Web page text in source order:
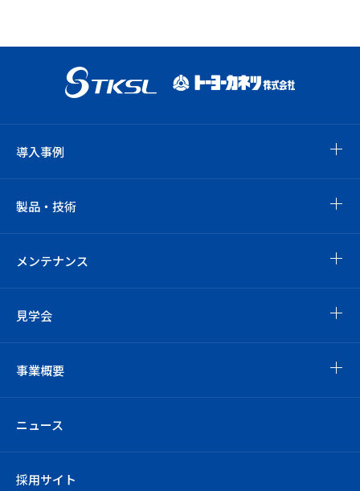
導入事例
製品・技術
メンテナンス
見学会
事業概要
ニュース
採用サイト